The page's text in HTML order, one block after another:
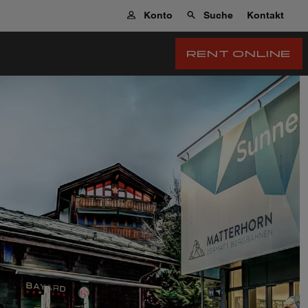
Konto Suche Kontakt
RENT ONLINE